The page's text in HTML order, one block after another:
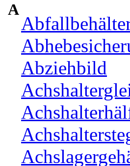
A
Abziehbild